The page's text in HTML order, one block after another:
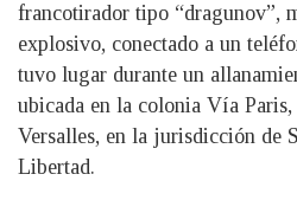
francotirador tipo “dragunov”,
explosivo, conectado a un
tuvo lugar durante un
ubicada en la colonia Vía
Versalles, en la jurisdicción de
Libertad.